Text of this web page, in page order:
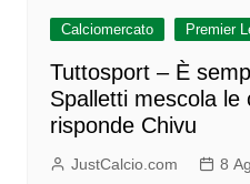
Calciomercato Premier
Tuttosport – È
Spalletti mescola le
risponde Chivu
JustCalcio.com 8